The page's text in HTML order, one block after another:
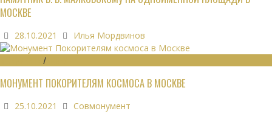
МОСКВЕ
28.10.2021 Илья Мордвинов
/
МОНУМЕНТ ПОКОРИТЕЛЯМ КОСМОСА В МОСКВЕ
25.10.2021 Совмонумент